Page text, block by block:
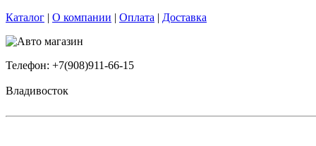
Каталог | О компании | Оплата | Доставка
Телефон: +7(908)911-66-15
Владивосток